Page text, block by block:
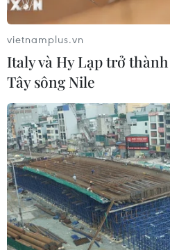
#chất lượng giáo dục
#tuyển sinh đầu cấp
#tuyển
#Thành phố Hồ Chí Minh
vietnamplus.vn
Italy và Hy Lạp trở
Tây sông Nile